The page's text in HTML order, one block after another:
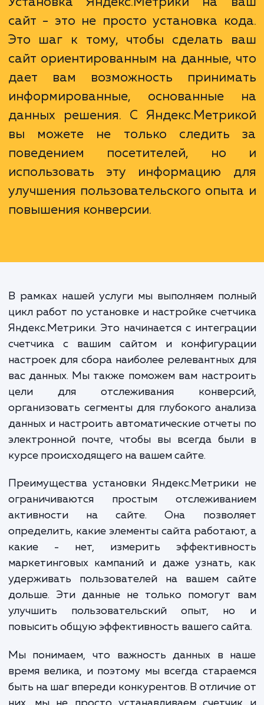
понимания того, как можно
взаимодействие пользователя с вашим
Установка Яндекс.Метрики на
сайт - это не просто установка
Это шаг к тому, чтобы сделать
сайт ориентированным на данные,
информированные, основанные
использовать эту информацию
улучшения пользовательского
повышения конверсии.
В рамках нашей услуги мы выполняем
цикл работ по установке и настройке
Яндекс.Метрики. Это начинается с
счетчика с вашим сайтом и
настроек для сбора наиболее релевантных
вас данных. Мы также поможем вам
цели для отслеживания
организовать сегменты для глубокого
данных и настроить автоматические
электронной почте, чтобы вы всегда
курсе происходящего на вашем сайте.
Преимущества установки
ограничиваются простым
активности на сайте. Она
определить, какие элементы сайта